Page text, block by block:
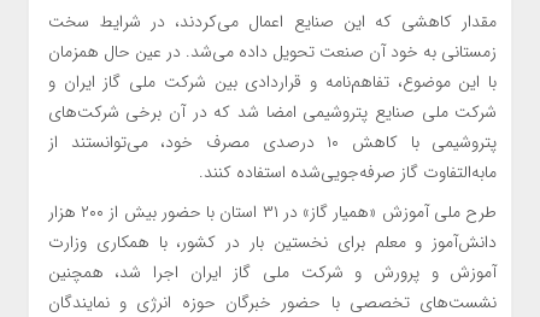
مقدار کاهشی که این صنایع اعمال می‌کردند، در شرایط سخت
زمستانی به خود آن صنعت تحویل داده می‌شد. در عین حال همزمان
با این موضوع، تفاهم‌نامه و قراردادی بین شرکت ملی گاز ایران و
شرکت ملی صنایع پتروشیمی امضا شد که در آن برخی شرکت‌های
پتروشیمی با کاهش ۱۰ درصدی مصرف خود، می‌توانستند از
مابه‌التفاوت گاز صرفه‌جویی‌شده استفاده کنند.
طرح ملی آموزش «همیار گاز» در ۳۱ استان با حضور بیش از ۲۰۰ هزار
دانش‌آموز و معلم برای نخستین بار در کشور، با همکاری وزارت
آموزش و پرورش و شرکت ملی گاز ایران اجرا شد، همچنین
نشست‌های تخصصی با حضور خبرگان حوزه انرژی و نمایندگان